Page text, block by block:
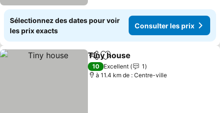
Sélectionnez des dates pour voir
les prix exacts
Consulter les prix
PartagerAjouter à mes favoris
Tiny house
10 Excellent
1
à 11.4 km de : Centre-ville